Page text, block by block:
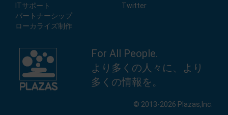
ITサポート
パートナーシップ
ローカライズ制作
Twitter
For All People.
より多くの人々に、より
多くの情報を。
© 2013-2026 Plazas,Inc.